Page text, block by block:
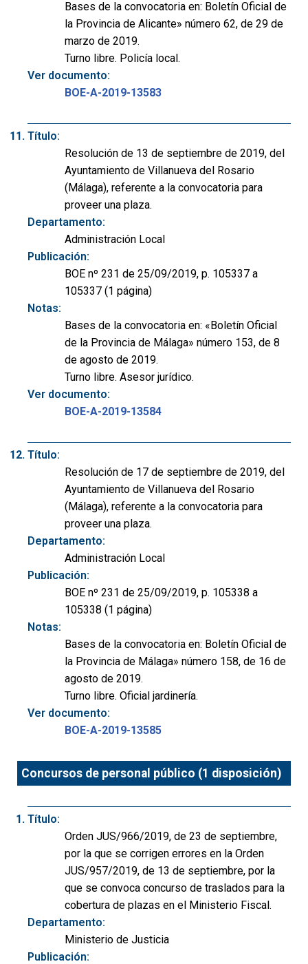
Bases de la convocatoria en: Boletín Oficial de
la Provincia de Alicante» número 62, de 29 de
marzo de 2019.
Turno libre. Policía local.
Ver documento:
BOE-A-2019-13583
Título:
Resolución de 13 de septiembre de 2019, del
Ayuntamiento de Villanueva del Rosario
(Málaga), referente a la convocatoria para
proveer una plaza.
Departamento:
Administración Local
Publicación:
BOE nº 231 de 25/09/2019, p. 105337 a
105337 (1 página)
Notas:
Bases de la convocatoria en: «Boletín Oficial
de la Provincia de Málaga» número 153, de 8
de agosto de 2019.
Turno libre. Asesor jurídico.
Ver documento:
BOE-A-2019-13584
Título:
Resolución de 17 de septiembre de 2019, del
Ayuntamiento de Villanueva del Rosario
(Málaga), referente a la convocatoria para
proveer una plaza.
Departamento:
Administración Local
Publicación:
BOE nº 231 de 25/09/2019, p. 105338 a
105338 (1 página)
Notas:
Bases de la convocatoria en: Boletín Oficial de
la Provincia de Málaga» número 158, de 16 de
agosto de 2019.
Turno libre. Oficial jardinería.
Ver documento:
BOE-A-2019-13585
Concursos de personal público (1 disposición)
Título:
Orden JUS/966/2019, de 23 de septiembre,
por la que se corrigen errores en la Orden
JUS/957/2019, de 13 de septiembre, por la
que se convoca concurso de traslados para la
cobertura de plazas en el Ministerio Fiscal.
Departamento:
Ministerio de Justicia
Publicación: